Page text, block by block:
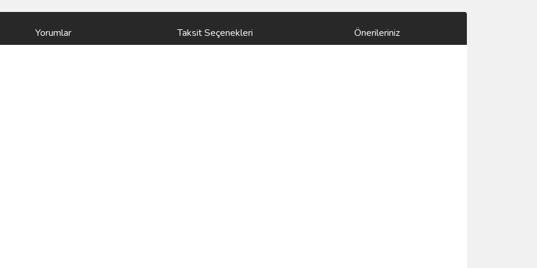
Yorumlar Taksit Seçenekleri Önerileriniz